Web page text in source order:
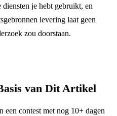
je hebt gebruikt, en
levering laat geen
zou doorstaan.
van Dit Artikel
een contest met nog 10+ dagen